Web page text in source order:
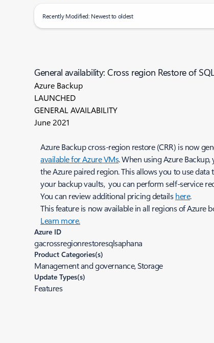
Recently Modified: Newest to oldest
General availability: Cross region Restore of
Azure Backup
LAUNCHED
GENERAL AVAILABILITY
June 2021
Azure Backup cross-region restore (CRR) is now
available for Azure VMs. When using Azure
the Azure paired region. This allows you to use
your backup vaults, you can perform self-service
You can review additional pricing detailshere.
This feature is now available in all regions of Azure
Learn more.
Azure ID
gacrossregionrestoresqlsaphana
Product Categories(s)
Management and governance, Storage
Update Types(s)
Features